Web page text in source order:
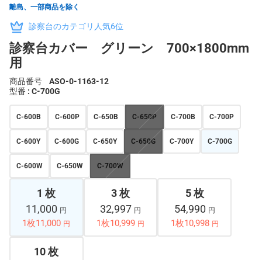
離島、一部商品を除く
診察台のカテゴリ人気6位
診察台カバー グリーン 700×1800mm
用
商品番号
ASO-0-1163-12
型番 : C-700G
C-600B C-600P C-650B C-650P C-700B C-700P
C-600Y C-600G C-650Y C-650G C-700Y C-700G
C-600W C-650W C-700W
1 枚
11,000 円
1枚11,000 円
3 枚
32,997 円
1枚10,999 円
5 枚
54,990 円
1枚10,998 円
10 枚